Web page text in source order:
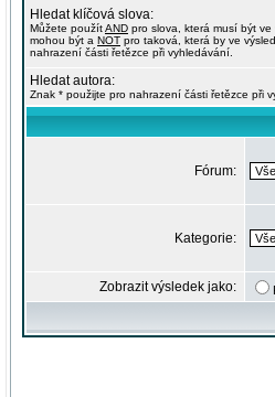
Hledat klíčová slova:
Můžete použítAND pro slova, která musí být ve
mohou být a NOT pro taková, která by ve
nahrazení části řetězce při vyhledávání.
Hledat autora:
Znak * použijte pro nahrazení části řetězce při
Fórum:
Kategorie:
Zobrazit výsledek jako: